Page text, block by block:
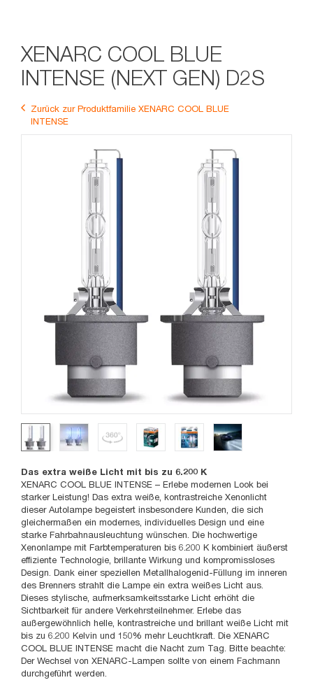
XENARC COOL BLUE
INTENSE (NEXT GEN) D2S
Zurück zur Produktfamilie XENARC COOL BLUE
INTENSE
Das extra weiße Licht mit bis zu 6.200 K
XENARC COOL BLUE INTENSE – Erlebe modernen Look bei
starker Leistung! Das extra weiße, kontrastreiche Xenonlicht
dieser Autolampe begeistert insbesondere Kunden, die sich
gleichermaßen ein modernes, individuelles Design und eine
starke Fahrbahnausleuchtung wünschen. Die hochwertige
Xenonlampe mit Farbtemperaturen bis 6.200 K kombiniert äußerst
effiziente Technologie, brillante Wirkung und kompromissloses
Design. Dank einer speziellen Metallhalogenid-Füllung im inneren
des Brenners strahlt die Lampe ein extra weißes Licht aus.
Dieses stylische, aufmerksamkeitsstarke Licht erhöht die
Sichtbarkeit für andere Verkehrsteilnehmer. Erlebe das
außergewöhnlich helle, kontrastreiche und brillant weiße Licht mit
bis zu 6.200 Kelvin und 150% mehr Leuchtkraft. Die XENARC
COOL BLUE INTENSE macht die Nacht zum Tag. Bitte beachte:
Der Wechsel von XENARC-Lampen sollte von einem Fachmann
durchgeführt werden.